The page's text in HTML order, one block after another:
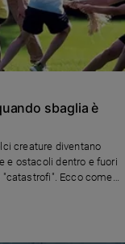
sbaglia è
creature diventano
e ostacoli dentro e fuori
Ecco come